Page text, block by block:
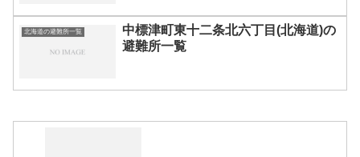
北海道の避難所一覧
中標津町東十二条北六丁目(北海道)の
避難所一覧